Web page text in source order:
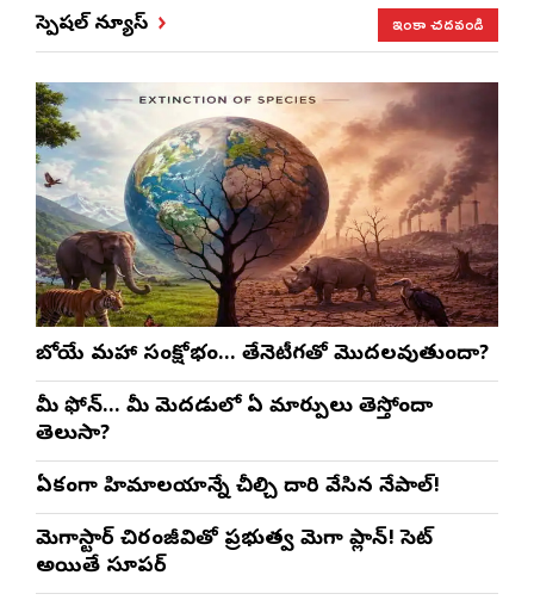
స్పెషల్ న్యూస్ ఇంకా చదవండి
రాబోయే మహా సంక్షోభం… తేనెటీగతో మొదలవుతుందా?
మీ ఫోన్… మీ మెదడులో ఏ మార్పులు తెస్తోందా
తెలుసా?
ఏకంగా హిమాలయాన్నే చీల్చి దారి వేసిన నేపాల్!
మెగాస్టార్ చిరంజీవితో ప్రభుత్వ మెగా ప్లాన్! సెట్
అయితే సూపర్